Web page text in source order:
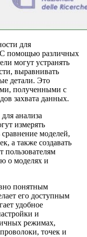
для
С помощью различных
могут устранять
выравнивать
детали. Это
полученными с
захвата данных.
анализа
измерять
моделей,
а также создавать
пользователям
о моделях и
понятным
его доступным
удобное
и
режимах,
точек и